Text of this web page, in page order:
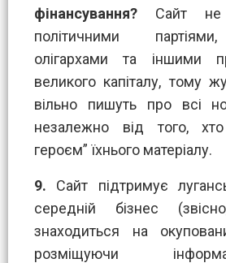
фінансування? Сайт не
політичними
олігархами та іншими
великого капіталу, тому
вільно пишуть про всі
незалежно від того,
героєм” їхнього матеріалу.
9. Сайт підтримує
середній бізнес
знаходиться на
розміщуючи